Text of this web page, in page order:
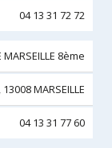
04 13 31 72 72
MARSEILLE 8ème
MARSEILLE
04 13 31 77 60